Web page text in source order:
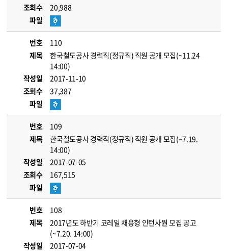
조회수
20,988
파일
번호
110
제목
한국철도공사 경력직(정규직) 직원 공개 모집(~11.24
14:00)
작성일
2017-11-10
조회수
37,387
파일
번호
109
제목
한국철도공사 경력직(정규직) 직원 공개 모집(~7.19.
14:00)
작성일
2017-07-05
조회수
167,515
파일
번호
108
제목
2017년도 하반기 코레일 채용형 인턴사원 모집 공고
(~7.20. 14:00)
작성일
2017-07-04